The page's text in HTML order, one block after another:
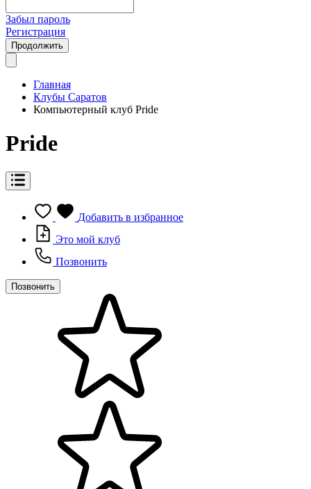
Забыл пароль
Регистрация
Продолжить
Главная
Клубы Саратов
Компьютерный клуб Pride
Pride
Добавить в избранное
Это мой клуб
Позвонить
Позвонить